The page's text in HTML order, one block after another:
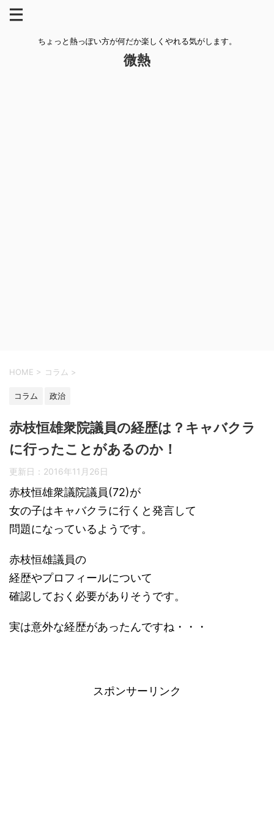
ちょっと熱っぽい方が何だか楽しくやれる気がします。
微熱
HOME > コラム >
コラム 政治
赤枝恒雄衆院議員の経歴は？キャバクラ
に行ったことがあるのか！
更新日： 2016年11月26日
赤枝恒雄衆議院議員(72)が
女の子はキャバクラに行くと発言して
問題になっているようです。
赤枝恒雄議員の
経歴やプロフィールについて
確認しておく必要がありそうです。
実は意外な経歴があったんですね・・・
スポンサーリンク